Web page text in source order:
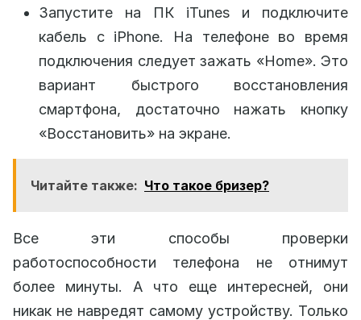
Запустите на ПК iTunes и подключите
кабель с iPhone. На телефоне во время
подключения следует зажать «Home». Это
вариант быстрого восстановления
смартфона, достаточно нажать кнопку
«Восстановить» на экране.
Читайте также: Что такое бризер?
Все эти способы проверки
работоспособности телефона не отнимут
более минуты. А что еще интересней, они
никак не навредят самому устройству. Только